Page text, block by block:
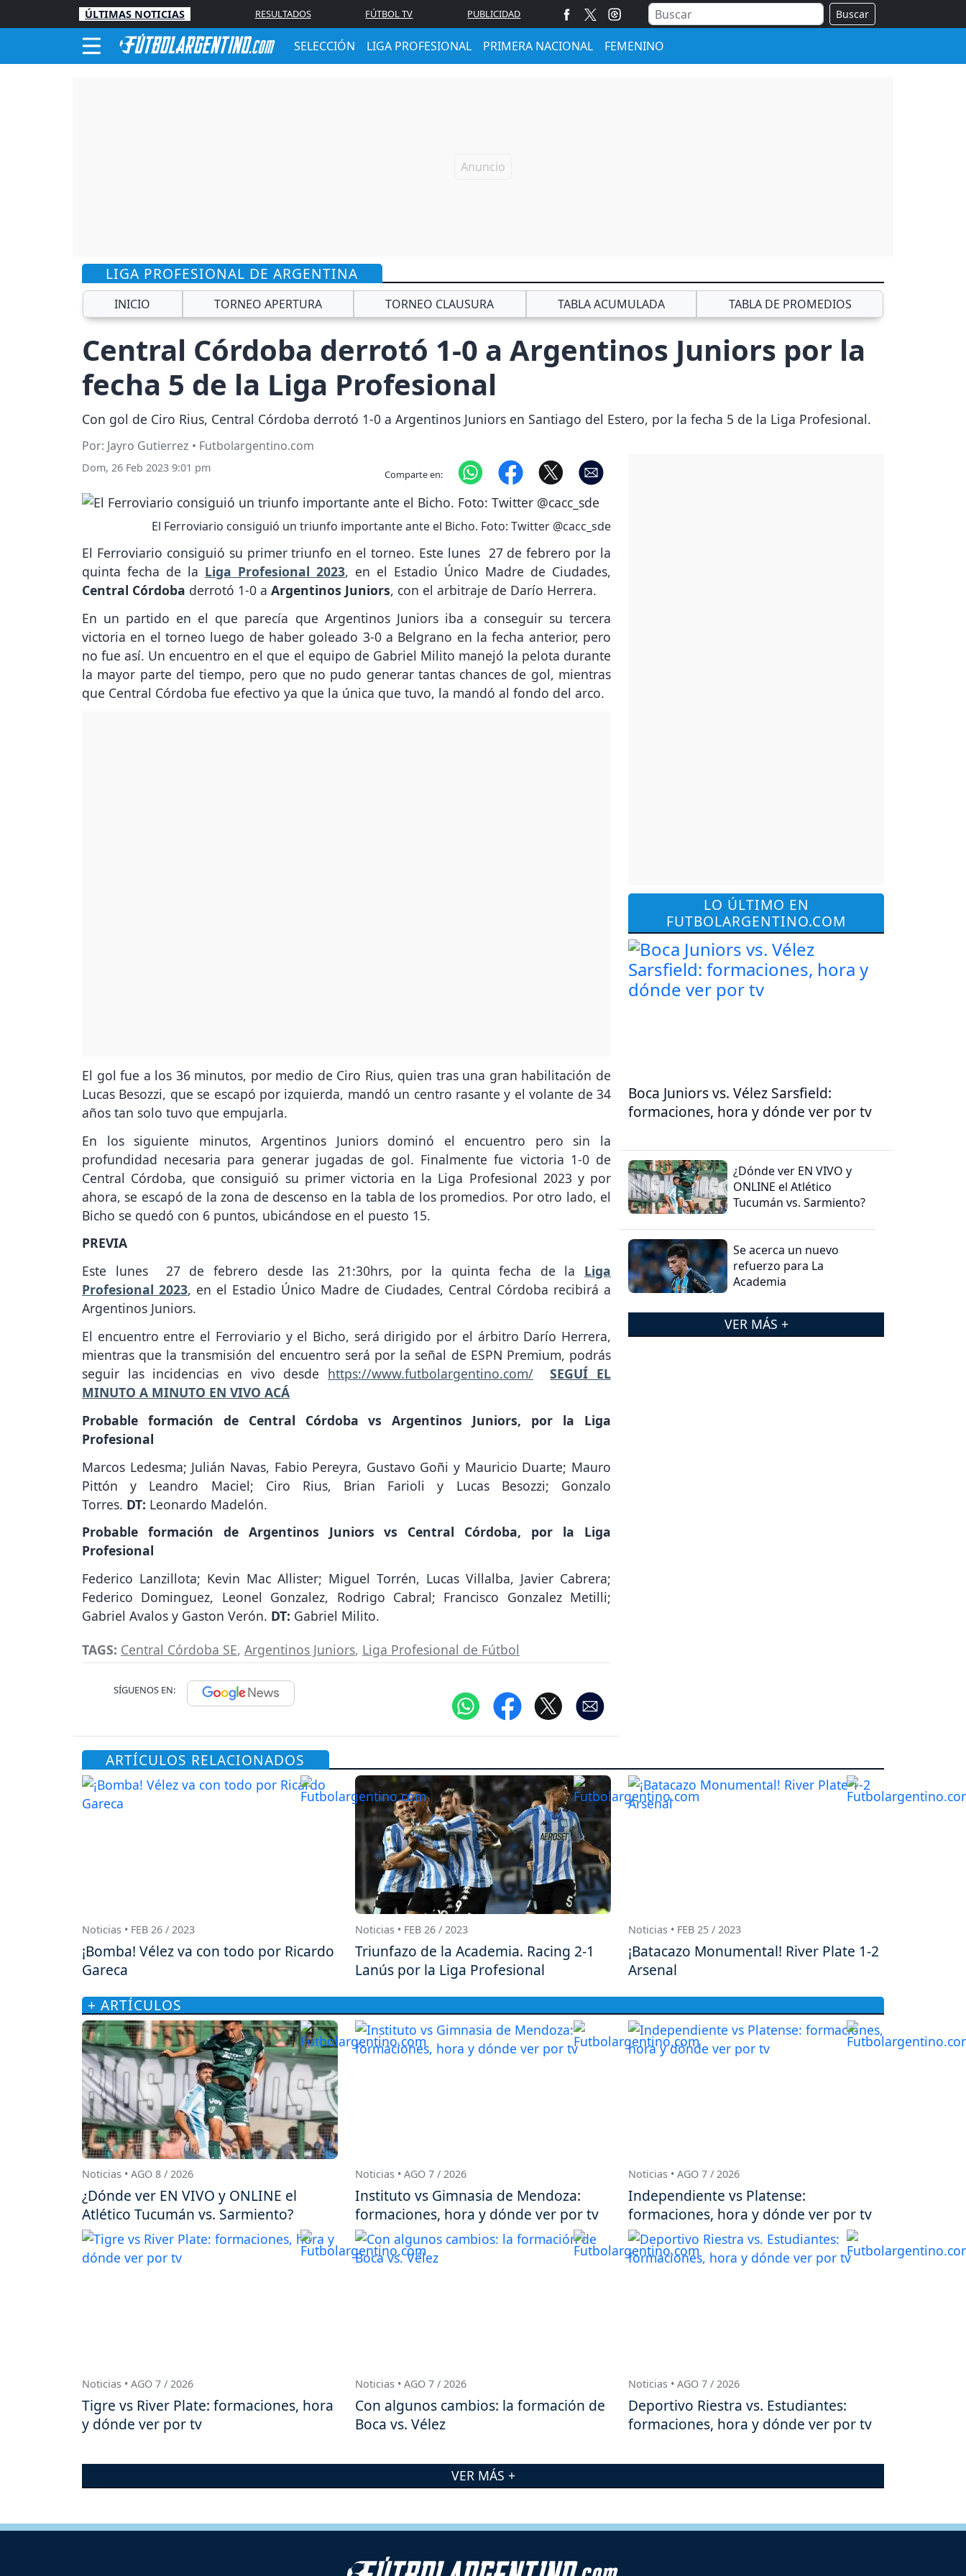
ÚLTIMAS NOTICIAS RESULTADOS FÚTBOL TV PUBLICIDAD Buscar
SELECCIÓN LIGA PROFESIONAL PRIMERA NACIONAL FEMENINO
LIGA PROFESIONAL DE ARGENTINA
INICIO TORNEO APERTURA TORNEO CLAUSURA TABLA ACUMULADA TABLA DE PROMEDIOS
Central Córdoba derrotó 1-0 a Argentinos Juniors por la
fecha 5 de la Liga Profesional
Con gol de Ciro Rius, Central Córdoba derrotó 1-0 a Argentinos Juniors en Santiago del Estero, por la fecha 5 de la Liga Profesional.
Por: Jayro Gutierrez • Futbolargentino.com
Dom, 26 Feb 2023 9:01 pm Comparte en:
El Ferroviario consiguió un triunfo importante ante el Bicho. Foto: Twitter @cacc_sde
El Ferroviario consiguió su primer triunfo en el torneo. Este lunes 27 de febrero por la
quinta fecha de la Liga Profesional 2023, en el Estadio Único Madre de Ciudades,
Central Córdoba derrotó 1-0 a Argentinos Juniors, con el arbitraje de Darío Herrera.
En un partido en el que parecía que Argentinos Juniors iba a conseguir su tercera
victoria en el torneo luego de haber goleado 3-0 a Belgrano en la fecha anterior, pero
no fue así. Un encuentro en el que el equipo de Gabriel Milito manejó la pelota durante
la mayor parte del tiempo, pero que no pudo generar tantas chances de gol, mientras
que Central Córdoba fue efectivo ya que la única que tuvo, la mandó al fondo del arco.
El gol fue a los 36 minutos, por medio de Ciro Rius, quien tras una gran habilitación de
Lucas Besozzi, que se escapó por izquierda, mandó un centro rasante y el volante de 34
años tan solo tuvo que empujarla.
En los siguiente minutos, Argentinos Juniors dominó el encuentro pero sin la
profundidad necesaria para generar jugadas de gol. Finalmente fue victoria 1-0 de
Central Córdoba, que consiguió su primer victoria en la Liga Profesional 2023 y por
ahora, se escapó de la zona de descenso en la tabla de los promedios. Por otro lado, el
Bicho se quedó con 6 puntos, ubicándose en el puesto 15.
PREVIA
Este lunes 27 de febrero desde las 21:30hrs, por la quinta fecha de la Liga
Profesional 2023, en el Estadio Único Madre de Ciudades, Central Córdoba recibirá a
Argentinos Juniors.
El encuentro entre el Ferroviario y el Bicho, será dirigido por el árbitro Darío Herrera,
mientras que la transmisión del encuentro será por la señal de ESPN Premium, podrás
seguir las incidencias en vivo desde https://www.futbolargentino.com/
SEGUÍ EL
MINUTO A MINUTO EN VIVO ACÁ
Probable formación de Central Córdoba vs Argentinos Juniors, por la Liga
Profesional
Marcos Ledesma; Julián Navas, Fabio Pereyra, Gustavo Goñi y Mauricio Duarte; Mauro
Pittón y Leandro Maciel; Ciro Rius, Brian Farioli y Lucas Besozzi; Gonzalo
Torres. DT: Leonardo Madelón.
Probable formación de Argentinos Juniors vs Central Córdoba, por la Liga
Profesional
Federico Lanzillota; Kevin Mac Allister; Miguel Torrén, Lucas Villalba, Javier Cabrera;
Federico Dominguez, Leonel Gonzalez, Rodrigo Cabral; Francisco Gonzalez Metilli;
Gabriel Avalos y Gaston Verón. DT: Gabriel Milito.
TAGS: Central Córdoba SE, Argentinos Juniors, Liga Profesional de Fútbol
SÍGUENOS EN:
LO ÚLTIMO EN
FUTBOLARGENTINO.COM
Boca Juniors vs. Vélez Sarsfield:
formaciones, hora y dónde ver por tv
¿Dónde ver EN VIVO y
ONLINE el Atlético
Tucumán vs. Sarmiento?
Se acerca un nuevo
refuerzo para La
Academia
VER MÁS +
ARTÍCULOS RELACIONADOS
Noticias • FEB 26 / 2023
¡Bomba! Vélez va con todo por Ricardo
Gareca
Noticias • FEB 26 / 2023
Triunfazo de la Academia. Racing 2-1
Lanús por la Liga Profesional
Noticias • FEB 25 / 2023
¡Batacazo Monumental! River Plate 1-2
Arsenal
+ ARTÍCULOS
Noticias • AGO 8 / 2026
¿Dónde ver EN VIVO y ONLINE el
Atlético Tucumán vs. Sarmiento?
Noticias • AGO 7 / 2026
Instituto vs Gimnasia de Mendoza:
formaciones, hora y dónde ver por tv
Noticias • AGO 7 / 2026
Independiente vs Platense:
formaciones, hora y dónde ver por tv
Noticias • AGO 7 / 2026
Tigre vs River Plate: formaciones, hora
y dónde ver por tv
Noticias • AGO 7 / 2026
Con algunos cambios: la formación de
Boca vs. Vélez
Noticias • AGO 7 / 2026
Deportivo Riestra vs. Estudiantes:
formaciones, hora y dónde ver por tv
VER MÁS +